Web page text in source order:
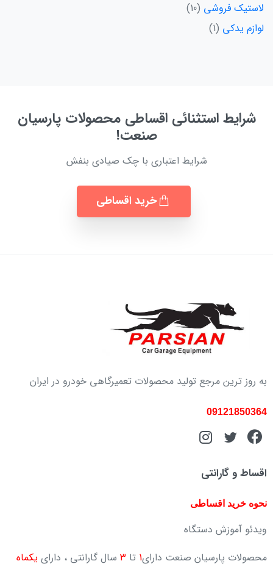
لاستیک فروشی 10
لوازم یدکی 1
شرایط استثنائی اقساطی محصولات پارسیان
صنعت!
شرایط اعتباری با چک صیادی بنفش
خرید اقساطی
به روز ترین مرجع تولید محصولات تعمیرگاهی خودرو در ایران
09121850364
اقساط و گارانتی
نحوه خرید اقساطی
ویدئو آموزش دستگاه
محصولات پارسیان صنعت دارای1 تا 3 سال گارانتی ، دارای یکماه